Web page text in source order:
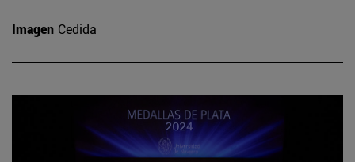
Imagen Cedida